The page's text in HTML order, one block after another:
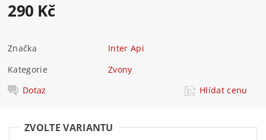
290 Kč
Značka
Inter Api
Kategorie
Zvony
Dotaz
Hlídat cenu
ZVOLTE VARIANTU